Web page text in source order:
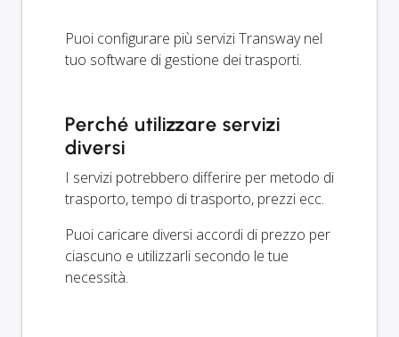
Puoi configurare più servizi Transway nel
tuo software di gestione dei trasporti.
Perché utilizzare servizi
diversi
I servizi potrebbero differire per metodo di
trasporto, tempo di trasporto, prezzi ecc.
Puoi caricare diversi accordi di prezzo per
ciascuno e utilizzarli secondo le tue
necessità.